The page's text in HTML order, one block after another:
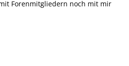
Forenmitgliedern noch mit mir